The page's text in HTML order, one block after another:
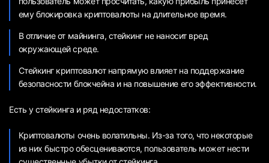
ему блокировка криптовалюты на длительное время.
В отличие от майнинга, стейкинг не наносит вред
окружающей среде.
Стейкинг криптовалют напрямую влияет на поддержание
безопасности блокчейна и на повышение его эффективности.
Есть у стейкинга и ряд недостатков:
Криптовалюты очень волатильны. Из-за того, что некоторые
из них быстро обесцениваются, пользователь может нести